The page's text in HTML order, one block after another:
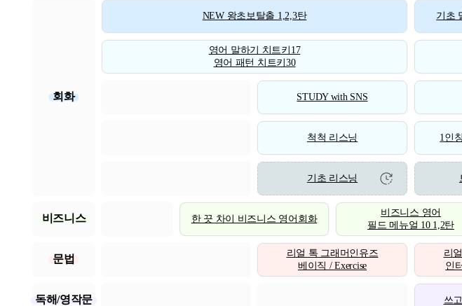
회화
NEW 왕초보탈출 1,2,3탄 기초
영어 말하기 치트키17
영어 패턴 치트키30
STUDY with SNS
척척 리스닝 1인
기초 리스닝
비즈니스 한 끗 차이 비즈니스 영어회화
비즈니스 영어
필드 메뉴얼 10 1,2탄
문법
리얼 톡 그래머인유즈
베이직 / Exercise
리
인
독해/영작문 쓰